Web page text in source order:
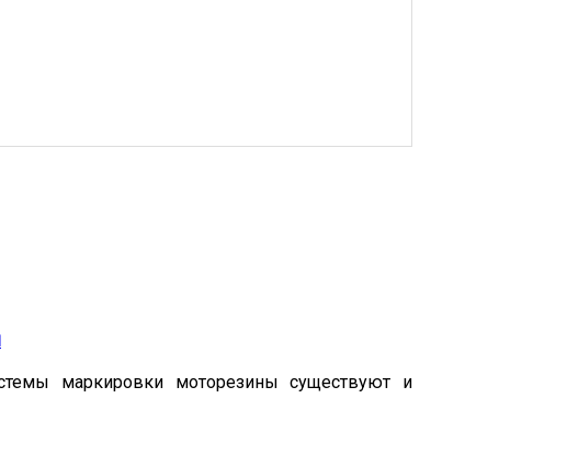
маркировки моторезины существуют и